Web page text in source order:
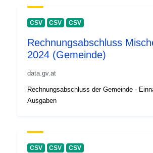
CSV CSV CSV
Rechnungsabschluss
2024 (Gemeinde)
data.gv.at
Rechnungsabschluss der Gemeinde -
Ausgaben
CSV CSV CSV